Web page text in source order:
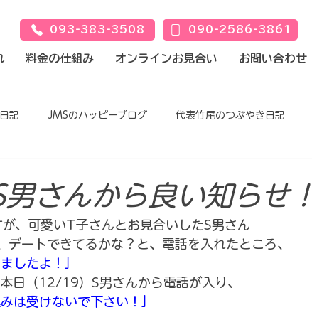
093-383-3508 090-2586-3861
料金の仕組み オンラインお見合い お問い合わせ
記 JMSのハッピーブログ 代表竹尾のつぶやき日記
さんから良い知らせ！
、可愛いT子さんとお見合いしたS男さん
デートできてるかな？と、電話を入れたところ、
したよ！」
日（12/19）S男さんから電話が入り、
は受けないで下さい！」